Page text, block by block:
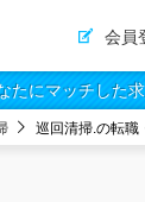
会員
にマッチした求
巡回清掃.の転職